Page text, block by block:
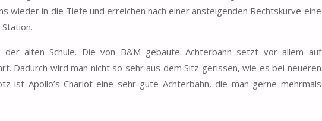
wieder in die Tiefe und erreichen nach einer ansteigenden Rechtskurve eine
alten Schule. Die von B&M gebaute Achterbahn setzt vor allem auf
Dadurch wird man nicht so sehr aus dem Sitz gerissen, wie es bei neueren
ist Apollo’s Chariot eine sehr gute Achterbahn, die man gerne mehrmals